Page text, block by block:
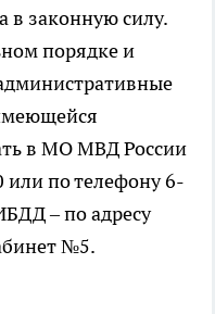
в законную силу.
порядке и
в МО МВД России
по телефону 6-
– по адресу
№5.